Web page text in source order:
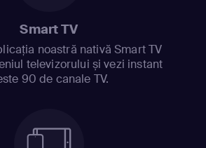
Smart TV
noastră nativă Smart TV
televizorului și vezi instant
90 de canale TV.